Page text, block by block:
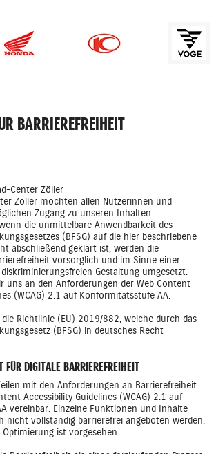
BARRIEREFREIHEIT
Center Zöller
Zöller möchten allen Nutzerinnen und
Zugang zu unseren Inhalten
die unmittelbare Anwendbarkeit des
(BFSG) auf die hier beschriebene
abschließend geklärt ist, werden die
vorsorglich und im Sinne einer
Gestaltung umgesetzt.
uns an den Anforderungen der Web Content
(WCAG) 2.1 auf Konformitätsstufe AA.
Richtlinie (EU) 2019/882, welche durch das
(BFSG) in deutsches Recht
FÜR DIGITALE BARRIEREFREIHEIT
mit den Anforderungen an Barrierefreiheit
Accessibility Guidelines (WCAG) 2.1 auf
vereinbar. Einzelne Funktionen und Inhalte
nicht vollständig barrierefrei angeboten werden.
ist vorgesehen.